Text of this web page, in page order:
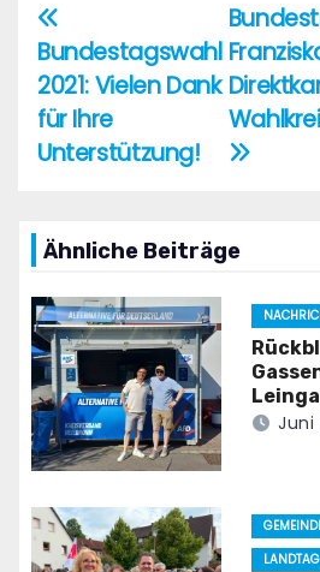
Bundestagswahl
2021: Vielen Dank
für Ihre
Unterstützung!
Ähnliche Beiträge
Juni
LANDTAG